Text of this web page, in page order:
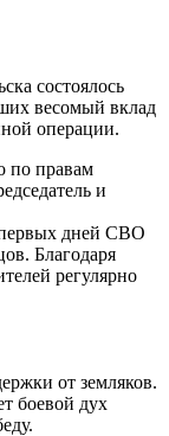
состоялось
весомый вклад
операции.
по правам
и
первых дней СВО
Благодаря
регулярно
от земляков.
боевой дух